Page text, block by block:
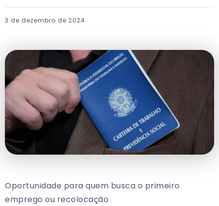
3 de dezembro de 2024
Oportunidade para quem busca o primeiro
emprego ou recolocação